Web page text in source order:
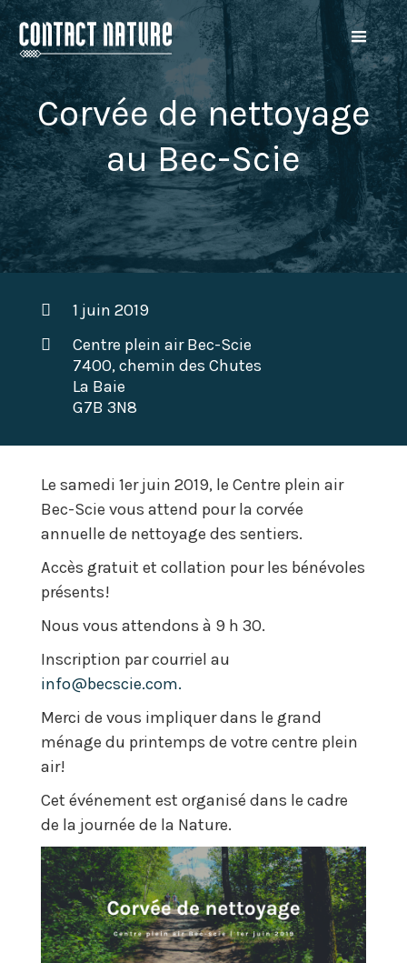
Corvée de nettoyage
au Bec-Scie
1 juin 2019
Centre plein air Bec-Scie
7400, chemin des Chutes
La Baie
G7B 3N8
Le samedi 1er juin 2019, le Centre plein air
Bec-Scie vous attend pour la corvée
annuelle de nettoyage des sentiers.
Accès gratuit et collation pour les bénévoles
présents!
Nous vous attendons à 9 h 30.
Inscription par courriel au
info@becscie.com.
Merci de vous impliquer dans le grand
ménage du printemps de votre centre plein
air!
Cet événement est organisé dans le cadre
de la journée de la Nature.